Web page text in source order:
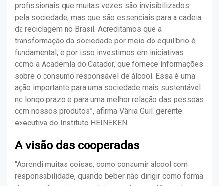
profissionais que muitas vezes são invisibilizados
pela sociedade, mas que são essenciais para a cadeia
da reciclagem no Brasil. Acreditamos que a
transformação da sociedade por meio do equilíbrio é
fundamental, e por isso investimos em iniciativas
como a Academia do Catador, que fornece informações
sobre o consumo responsável de álcool. Essa é uma
ação importante para uma sociedade mais sustentável
no longo prazo e para uma melhor relação das pessoas
com nossos produtos”, afirma Vânia Guil, gerente
executiva do Instituto HEINEKEN.
A visão das cooperadas
“Aprendi muitas coisas, como consumir álcool com
responsabilidade, quando beber não dirigir como forma